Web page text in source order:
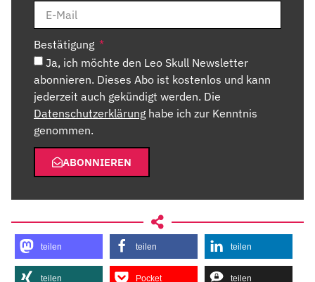
Bestätigung
Ja, ich möchte den Leo Skull Newsletter
abonnieren. Dieses Abo ist kostenlos und kann
jederzeit auch gekündigt werden. Die
Datenschutzerklärung habe ich zur Kenntnis
genommen.
ABONNIEREN
teilen teilen teilen
teilen Pocket teilen